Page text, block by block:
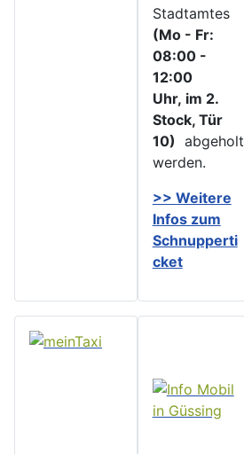
Stadtamtes
(Mo - Fr:
08:00 -
12:00
Uhr, im 2.
Stock, Tür
10) abgeholt
werden.
>> Weitere
Infos zum
Schnupperti
cket